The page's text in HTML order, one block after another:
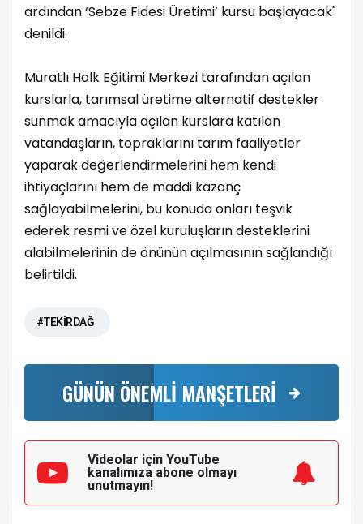
ardından ‘Sebze Fidesi Üretimi’ kursu başlayacak"
denildi.
Muratlı Halk Eğitimi Merkezi tarafından açılan
kurslarla, tarımsal üretime alternatif destekler
sunmak amacıyla açılan kurslara katılan
vatandaşların, topraklarını tarım faaliyetler
yaparak değerlendirmelerini hem kendi
ihtiyaçlarını hem de maddi kazanç
sağlayabilmelerini, bu konuda onları teşvik
ederek resmi ve özel kuruluşların desteklerini
alabilmelerinin de önünün açılmasının sağlandığı
belirtildi.
#TEKİRDAĞ
GÜNÜN ÖNEMLİ MANŞETLERİ
Videolar için YouTube
kanalımıza abone olmayı
unutmayın!